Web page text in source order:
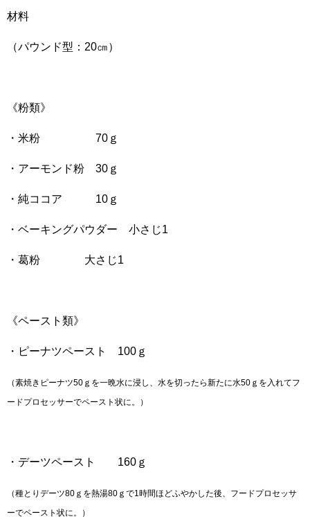
材料
（パウンド型：20㎝）
《粉類》
・米粉 70ｇ
・アーモンド粉 30ｇ
・純ココア 10ｇ
・ベーキングパウダー 小さじ1
・葛粉 大さじ1
《ペースト類》
・ピーナツペースト 100ｇ
（素焼きピーナツ50ｇを一晩水に浸し、水を切ったら新たに水50ｇを入れてフ
ードプロセッサーでペースト状に。）
・デーツペースト 160ｇ
（種とりデーツ80ｇを熱湯80ｇで1時間ほどふやかした後、フードプロセッサ
ーでペースト状に。）